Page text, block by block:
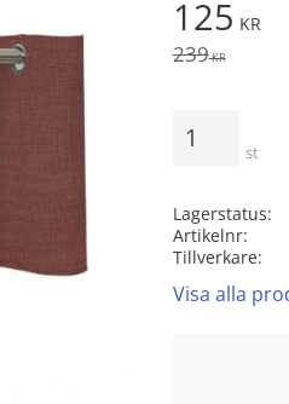
125 KR
Ordinarie
239KR
st
Lagerstatus
Artikelnr
Tillverkare
Visa alla